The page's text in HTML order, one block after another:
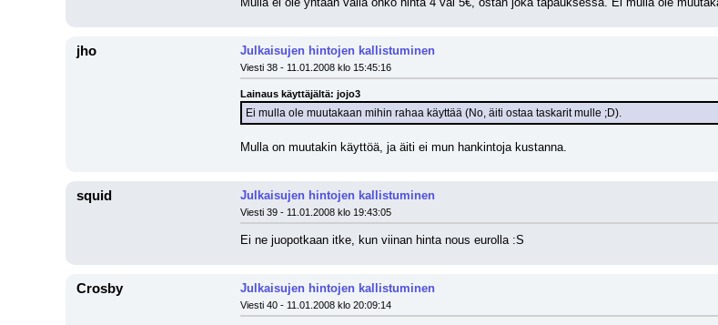
jho Julkaisujen hintojen kallistuminen
Viesti 38 - 11.01.2008 klo 15:45:16
Lainaus käyttäjältä: jojo3
Ei mulla ole muutakaan mihin rahaa käyttää (No, äiti ostaa taskarit mulle ;D).
Mulla on muutakin käyttöä, ja äiti ei mun hankintoja kustanna.
squid Julkaisujen hintojen kallistuminen
Viesti 39 - 11.01.2008 klo 19:43:05
Ei ne juopotkaan itke, kun viinan hinta nous eurolla :S
Crosby Julkaisujen hintojen kallistuminen
Viesti 40 - 11.01.2008 klo 20:09:14